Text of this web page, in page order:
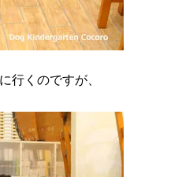
行くのですが、